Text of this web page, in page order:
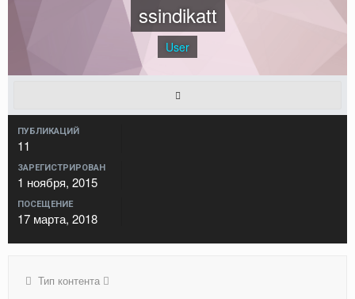
ssindikatt
User
ПУБЛИКАЦИЙ
11
ЗАРЕГИСТРИРОВАН
1 ноября, 2015
ПОСЕЩЕНИЕ
17 марта, 2018
Тип контента